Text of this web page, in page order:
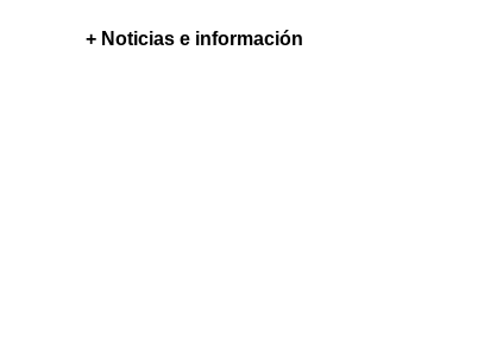
+ Noticias e información